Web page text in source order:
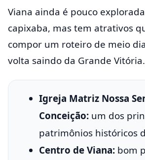
Viana ainda é pouco
capixaba, mas tem atrativos
compor um roteiro de meio
volta saindo da Grande Vitória.
Igreja Matriz Nossa
Conceição: um dos
patrimônios históricos
Centro de Viana: bom